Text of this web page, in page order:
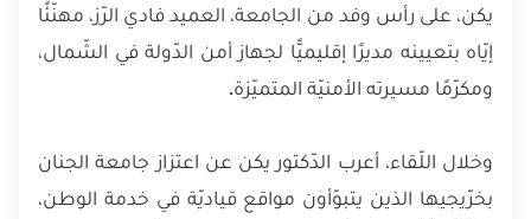
يكن، على رأس وفد من الجامعة، العميد فادي الرّز، مهنّئًا
إيّاه بتعيينه مديرًا إقليميًّا لجهاز أمن الدّولة في الشّمال،
ومكرّمًا مسيرته الأمنيّة المتميّزة.
وخلال اللّقاء، أعرب الدّكتور يكن عن اعتزاز جامعة الجنان
بخرّيجيها الذين يتبوّأون مواقع قياديّة في خدمة الوطن،